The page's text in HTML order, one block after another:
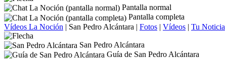
Pantalla normal
Pantalla completa
Vídeos La Noción | San Pedro Alcántara | Fotos | Vídeos | Tu Noticia
San Pedro Alcántara
Guía de San Pedro Alcántara